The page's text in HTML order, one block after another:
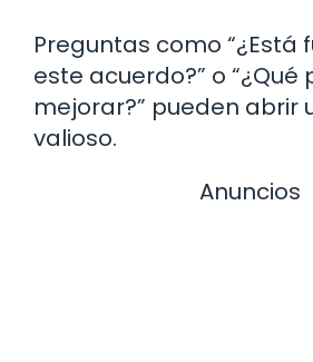
Preguntas como “¿Está
este acuerdo?” o
mejorar?” pueden abrir
valioso.
Anuncios